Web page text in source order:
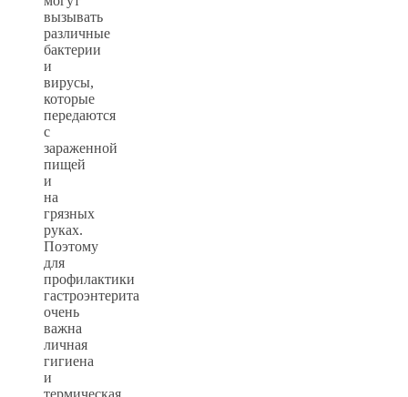
вызывать
различные
бактерии
и
вирусы,
которые
передаются
с
зараженной
пищей
и
на
грязных
руках.
Поэтому
для
профилактики
гастроэнтерита
очень
важна
личная
гигиена
и
термическая